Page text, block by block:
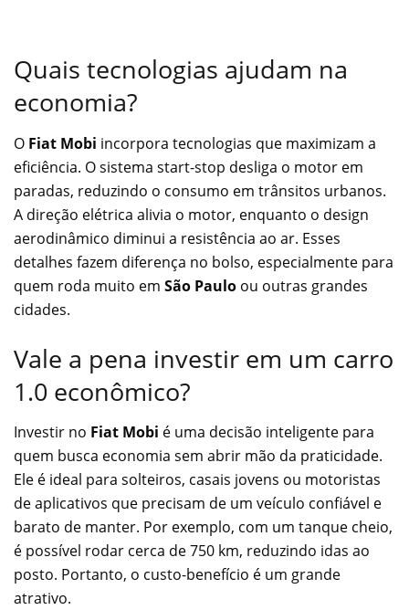
Quais tecnologias ajudam na
economia?
O Fiat Mobi incorpora tecnologias que maximizam a
eficiência. O sistema start-stop desliga o motor em
paradas, reduzindo o consumo em trânsitos urbanos.
A direção elétrica alivia o motor, enquanto o design
aerodinâmico diminui a resistência ao ar. Esses
detalhes fazem diferença no bolso, especialmente para
quem roda muito em São Paulo ou outras grandes
cidades.
Vale a pena investir em um carro
1.0 econômico?
Investir no Fiat Mobi é uma decisão inteligente para
quem busca economia sem abrir mão da praticidade.
Ele é ideal para solteiros, casais jovens ou motoristas
de aplicativos que precisam de um veículo confiável e
barato de manter. Por exemplo, com um tanque cheio,
é possível rodar cerca de 750 km, reduzindo idas ao
posto. Portanto, o custo-benefício é um grande
atrativo.